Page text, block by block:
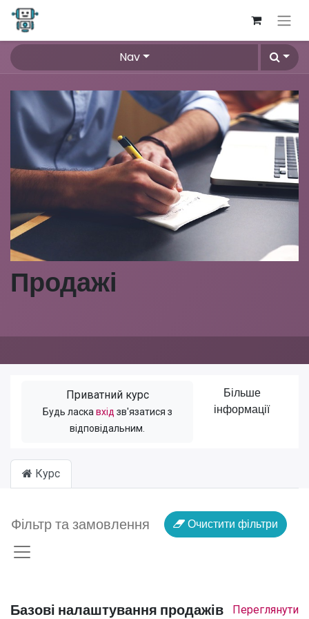
Nav
Продажі
Приватний курс
Будь ласка вхід зв'язатися з
відповідальним.
Більше
інформації
Курс
Фільтр та замовлення Очистити фільтри
Базові налаштування продажів
Переглянути